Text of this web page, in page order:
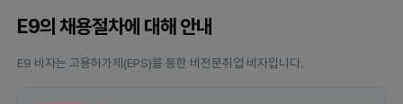
E9의 채용절차에 대해 안내
E9 비자는 고용허가제(EPS)를 통한 비전문취업 비자입니다.